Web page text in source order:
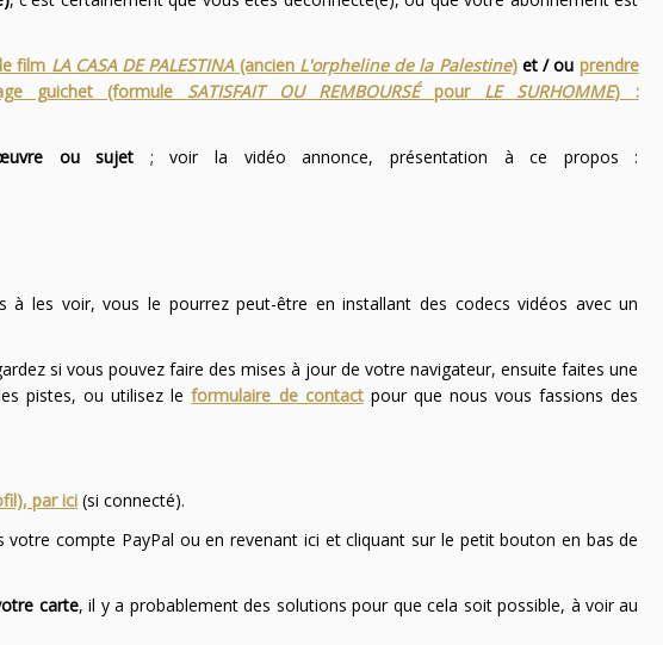
film LA CASA DE PALESTINA(ancien L'orpheline de la Palestine)et / ou prendre
guichet (formule SATISFAIT OU REMBOURSÉpour LE SURHOMME) :
ou sujet ; voir la vidéo annonce, présentation à ce propos :
à les voir, vous le pourrez peut-être en installant des codecs vidéos avec un
si vous pouvez faire des mises à jour de votre navigateur, ensuite faites une
pistes, ou utilisez leformulaire de contactpour que nous vous fassions des
par ici(si connecté).
compte PayPal ou en revenant ici et cliquant sur le petit bouton en bas de
carte, il y a probablement des solutions pour que cela soit possible, à voir au